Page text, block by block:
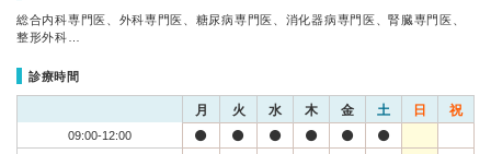
総合内科専門医、外科専門医、糖尿病専門医、消化器病専門医、腎臓専門医、
整形外科…
診療時間
月 火 水 木 金 土 日 祝
09:00-12:00